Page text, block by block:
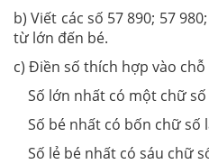
b) Viết các số 57 890; 57
từ lớn đến bé.
c) Điền số thích hợp vào chỗ
Số lớn nhất có một chữ
Số bé nhất có bốn chữ số
Số lẻ bé nhất có sáu chữ